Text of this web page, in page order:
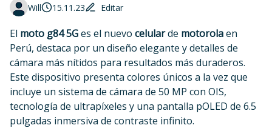
Will 15.11.23 Editar
El moto g84 5Ges el nuevo celularde motorolaen
Perú, destaca por un diseño elegante y detalles de
cámara más nítidos para resultados más duraderos.
Este dispositivo presenta colores únicos a la vez que
incluye un sistema de cámara de 50 MP con OIS,
tecnología de ultrapíxeles y una pantalla pOLED de 6.5
pulgadas inmersiva de contraste infinito.